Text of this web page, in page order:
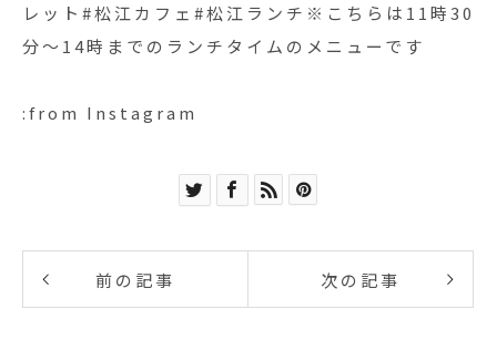
レット#松江カフェ#松江ランチ※こちらは11時30
分〜14時までのランチタイムのメニューです
:from Instagram
前の記事 次の記事